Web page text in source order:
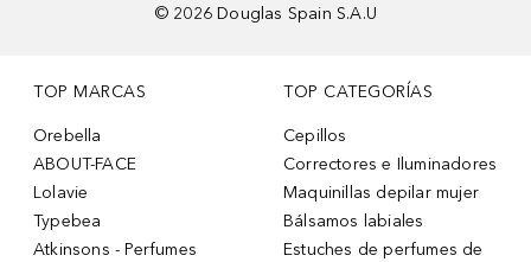
© 2026 Douglas Spain S.A.U
TOP MARCAS
Orebella
ABOUT-FACE
Lolavie
Typebea
Atkinsons - Perfumes
TOP CATEGORÍAS
Cepillos
Correctores e Iluminadores
Maquinillas depilar mujer
Bálsamos labiales
Estuches de perfumes de